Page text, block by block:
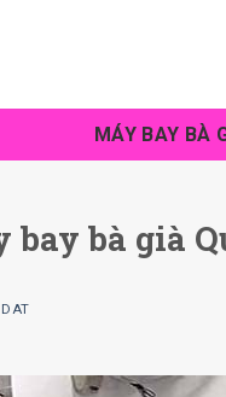
MÁY BAY BÀ
bay bà già